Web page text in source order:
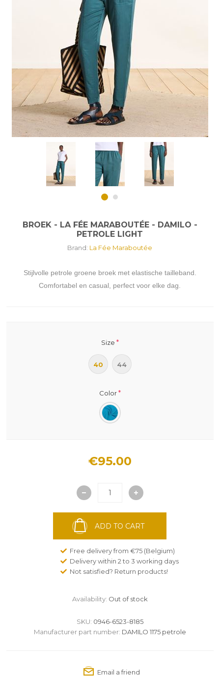
BROEK - LA FÉE MARABOUTÉE - DAMILO -
PETROLE LIGHT
Brand: La Fée Maraboutée
Stijlvolle petrole groene broek met elastische tailleband.
Comfortabel en casual, perfect voor elke dag.
Size *
40 44
Color*
€95.00
ADD TO CART
Free delivery from €75 (Belgium)
Delivery within 2 to 3 working days
Not satisfied? Return products!
Availability: Out of stock
SKU: 0946-6523-8185
Manufacturer part number: DAMILO 1175 petrole